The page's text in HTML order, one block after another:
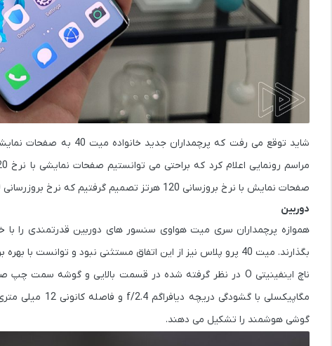
صفحات نمایش با نرخ بروزسانی 120 هرتز تصمیم گرفتیم که نرخ بروزرسانی 90 هرتز را برای صفحات نمایش پرچمداران جدید خود در نظر بگیریم.
دوربین
هموازه پرچمداران سری میت هواوی سنسور های دوربین قدرتمندی را با
بگذارند. میت 40 پرو پلاس نیز از این اتفاق مستثنی نبود و توانست با بهره بردن از سنسور های دوربین قدرتمند عملکرد بسیار خوبی را از خود به نمایش بگذارد.
گوشی هوشمند را تشکیل می دهند.